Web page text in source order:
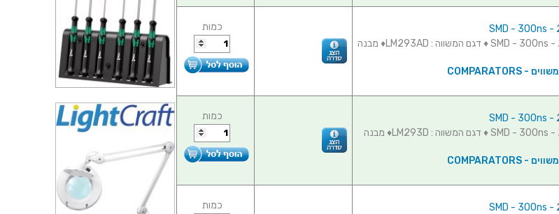
משווה - 2 ערוצים - SMD - 300ns - 2V-36V ♦ דגם המשווה : LM293AD♦ מבנה
משווים - COMPARATORS
כמות
משווה - 2 ערוצים - SMD - 300ns - 2V-36V ♦ דגם המשווה : LM293D♦ מבנה
משווים - COMPARATORS
כמות
כמות